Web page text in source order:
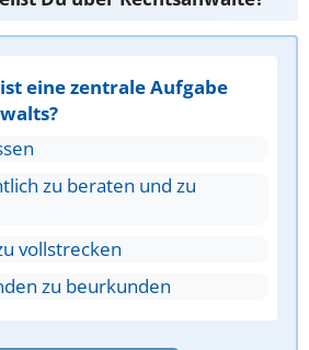
eine zentrale Aufgabe
zu beraten und zu
vollstrecken
zu beurkunden